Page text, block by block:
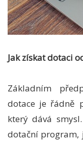
Jak získat dotaci
Základním
dotace je řádně
který dává
dotační program,